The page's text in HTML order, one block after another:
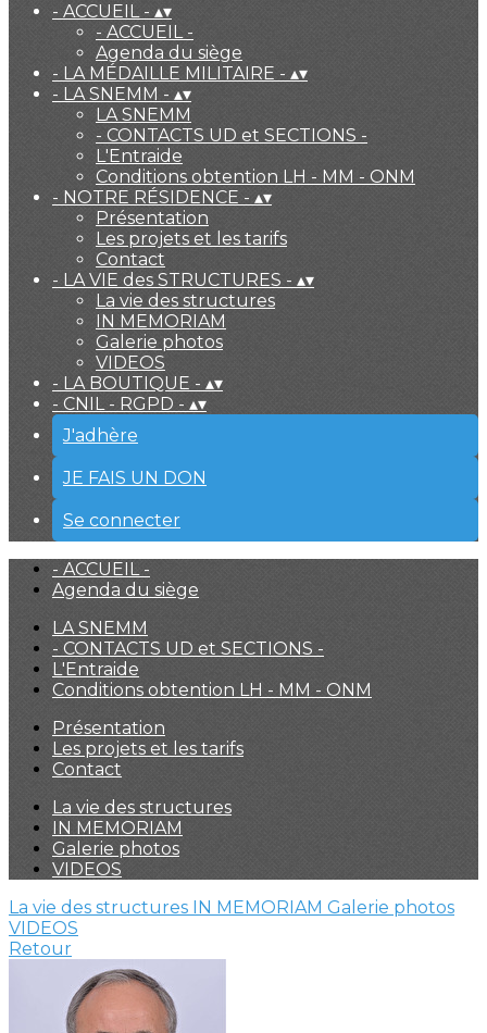
- ACCUEIL - ▴▾
- ACCUEIL -
Agenda du siège
- LA MÉDAILLE MILITAIRE - ▴▾
- LA SNEMM - ▴▾
LA SNEMM
- CONTACTS UD et SECTIONS -
L'Entraide
Conditions obtention LH - MM - ONM
- NOTRE RÉSIDENCE - ▴▾
Présentation
Les projets et les tarifs
Contact
- LA VIE des STRUCTURES - ▴▾
La vie des structures
IN MEMORIAM
Galerie photos
VIDEOS
- LA BOUTIQUE - ▴▾
- CNIL - RGPD - ▴▾
J'adhère
JE FAIS UN DON
Se connecter
- ACCUEIL -
Agenda du siège
LA SNEMM
- CONTACTS UD et SECTIONS -
L'Entraide
Conditions obtention LH - MM - ONM
Présentation
Les projets et les tarifs
Contact
La vie des structures
IN MEMORIAM
Galerie photos
VIDEOS
La vie des structures IN MEMORIAM Galerie photos
VIDEOS
Retour